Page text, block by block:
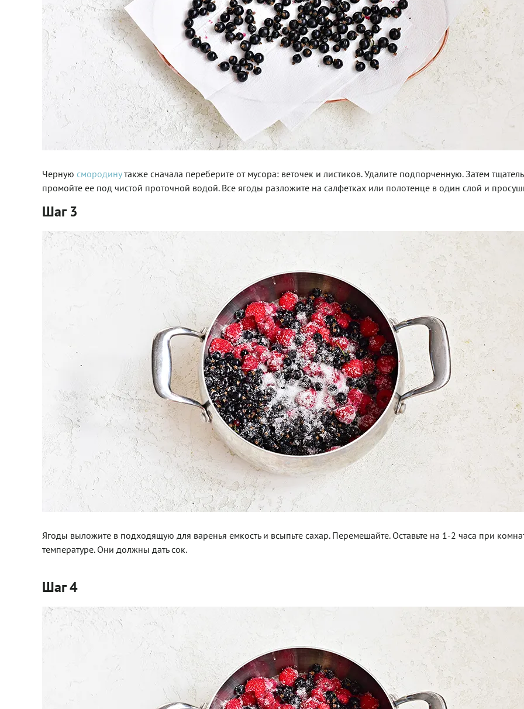
Черную смородинутакже сначала переберите от мусора: веточек и листиков. Удалите подпорченную. Затем
промойте ее под чистой проточной водой. Все ягоды разложите на салфетках или полотенце в один слой и
Шаг 3
Ягоды выложите в подходящую для варенья емкость и всыпьте сахар. Перемешайте. Оставьте на 1-2 часа при
температуре. Они должны дать сок.
Шаг 4